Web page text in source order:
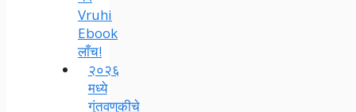
Vruhi
Ebook
लाँच!
२०२६
मध्ये
गुंतवणुकीचे